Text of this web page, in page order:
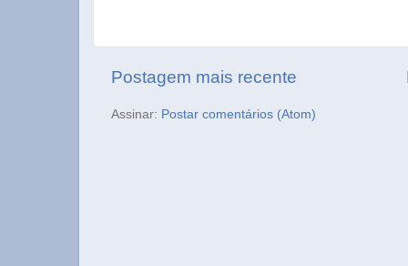
Postagem mais recente
Assinar: Postar comentários (Atom)